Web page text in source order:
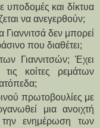
υποδομές και δίκτυα
να ανεγερθούν;
δεν μπορεί
που διαθέτει;
Γιαννιτσών; Έχει
κοίτες ρεμάτων
πρωτοβουλίες με
μια ανοιχτή
ενημέρωση των